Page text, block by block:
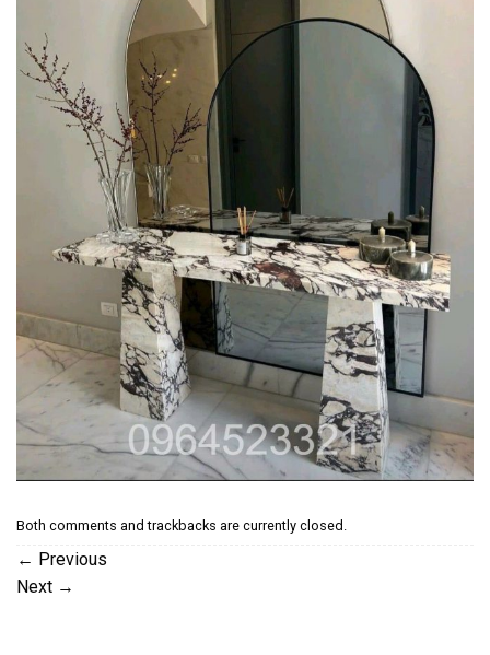
Both comments and trackbacks are currently closed.
← Previous
Next →